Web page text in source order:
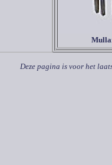
Deze pagina is voor het